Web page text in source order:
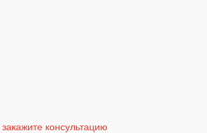
закажите консультацию